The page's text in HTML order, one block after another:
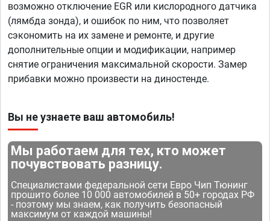
возможно отключение EGR или кислородного датчика
(лямбда зонда), и ошибок по ним, что позволяет
сэкономить на их замене и ремонте, и другие
дополнительные опции и модификации, например
снятие ограничения максимальной скорости. Замер
прибавки можно произвести на диностенде.
Вы не узнаете ваш автомобиль!
Мы работаем для тех, кто может
почувствовать разницу.
Специалистами федеральной сети Евро Чип Тюнинг
прошито более 10 000 автомобилей в 50+ городах РФ
- поэтому мы знаем, как получить безопасный
максимум от каждой машины!